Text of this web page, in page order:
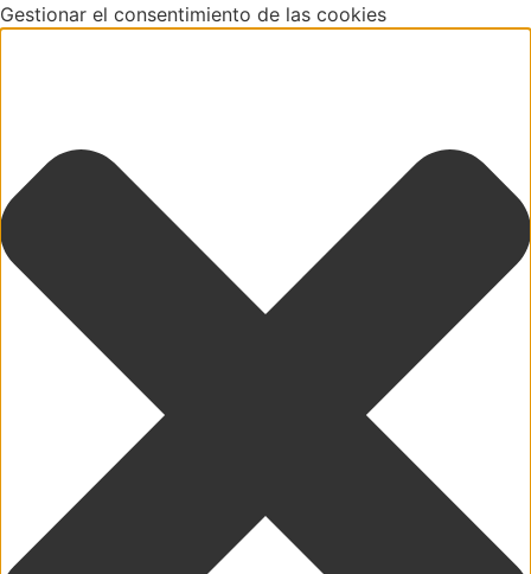
Gestionar el consentimiento de las cookies